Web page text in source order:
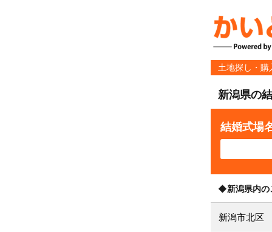
土地探し・購
新潟県の
結婚式場
◆新潟県内の
新潟市北区